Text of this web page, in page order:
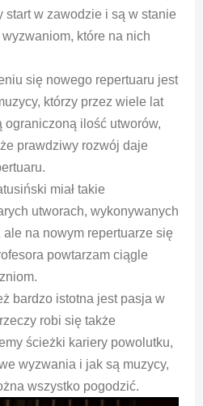
start w zawodzie i są w stanie
które na nich
się nowego repertuaru jest
którzy przez wiele lat
ilość utworów,
prawdziwy rozwój daje
miał takie
utworach, wykonywanych
na nowym repertuarze się
powtarzam ciągle
bardzo istotna jest pasja w
robi się także
ścieżki kariery powolutku,
wyzwania i jak są muzycy,
wszystko pogodzić.